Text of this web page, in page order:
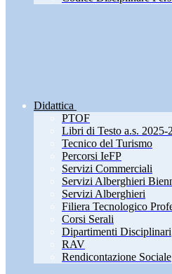
Didattica
PTOF
Libri di Testo a.s. 2025-
Tecnico del Turismo
Percorsi IeFP
Servizi Commerciali
Servizi Alberghieri
Servizi Alberghieri
Filiera Tecnologico
Corsi Serali
Dipartimenti Disciplinari
RAV
Rendicontazione Sociale